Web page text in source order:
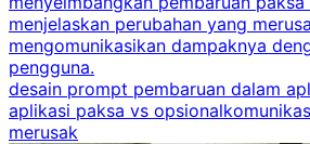
menjelaskan perubahan yang
mengomunikasikan dampaknya
pengguna.
desain prompt pembaruan dalam
aplikasi paksa vs opsional
merusak